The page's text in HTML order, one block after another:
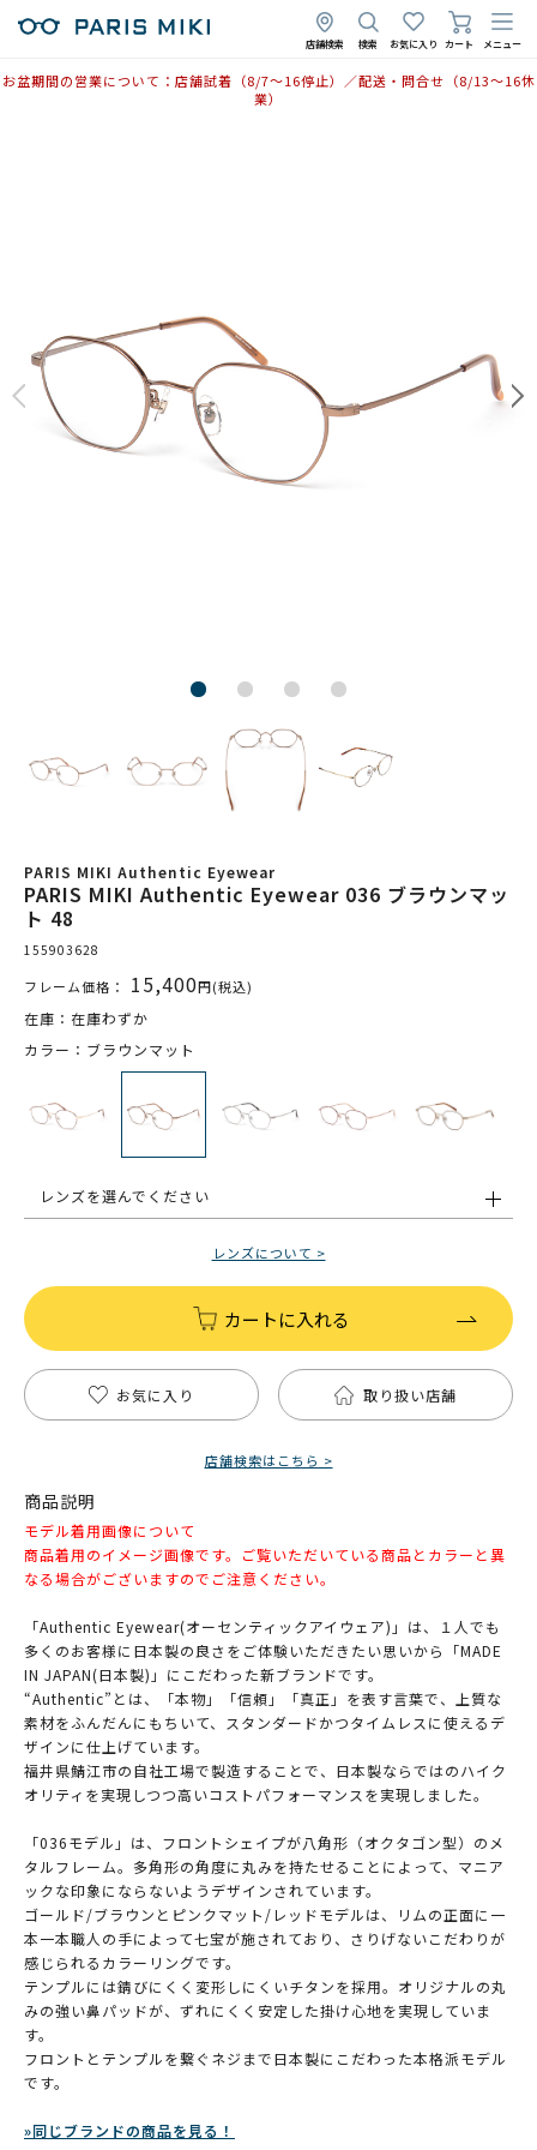
店舗検索 検索 お気に入り カート メニュー
お盆期間の営業について：店舗試着（8/7〜16停止）／配送・問合せ（8/13〜16休
業）
PARIS MIKI Authentic Eyewear
PARIS MIKI Authentic Eyewear 036 ブラウンマッ
ト 48
155903628
フレーム価格： 15,400円(税込)
在庫：在庫わずか
カラー：ブラウンマット
レンズを選んでください
レンズについて >
カートに入れる
お気に入り 取り扱い店舗
店舗検索はこちら >
商品説明
モデル着用画像について
商品着用のイメージ画像です。ご覧いただいている商品とカラーと異
なる場合がございますのでご注意ください。
「Authentic Eyewear(オーセンティックアイウェア)」は、１人でも
多くのお客様に日本製の良さをご体験いただきたい思いから「MADE
IN JAPAN(日本製)」にこだわった新ブランドです。
“Authentic”とは、「本物」「信頼」「真正」を表す言葉で、上質な
素材をふんだんにもちいて、スタンダードかつタイムレスに使えるデ
ザインに仕上げています。
福井県鯖江市の自社工場で製造することで、日本製ならではのハイク
オリティを実現しつつ高いコストパフォーマンスを実現しました。
「036モデル」は、フロントシェイプが八角形（オクタゴン型）のメ
タルフレーム。多角形の角度に丸みを持たせることによって、マニア
ックな印象にならないようデザインされています。
ゴールド/ブラウンとピンクマット/レッドモデルは、リムの正面に一
本一本職人の手によって七宝が施されており、さりげないこだわりが
感じられるカラーリングです。
テンプルには錆びにくく変形しにくいチタンを採用。オリジナルの丸
みの強い鼻パッドが、ずれにくく安定した掛け心地を実現していま
す。
フロントとテンプルを繋ぐネジまで日本製にこだわった本格派モデル
です。
»同じブランドの商品を見る！